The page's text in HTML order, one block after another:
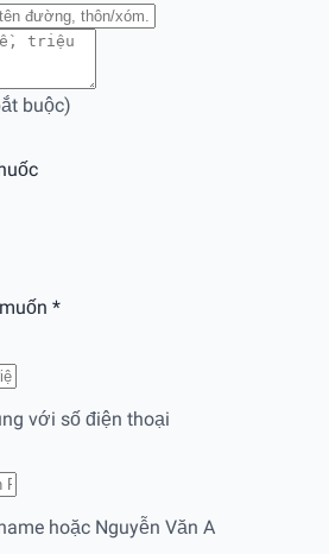
buộc)
*
với số điện thoại
hoặc Nguyễn Văn A